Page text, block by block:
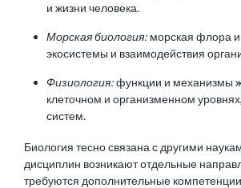
и жизни человека.
Морская биология: морская флора
экосистемы и взаимодействия
Физиология:функции и механизмы
клеточном и организменном
систем.
Биология тесно связана с другими
дисциплин возникают отдельные
требуются дополнительные